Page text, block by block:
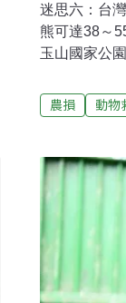
迷思六：台
熊可達38～
玉山國家公
尚不足以提
統以外對黑
育軸」生態
美意。起碼
積佔全島約
一個安全無
相較於南側
農損 動物